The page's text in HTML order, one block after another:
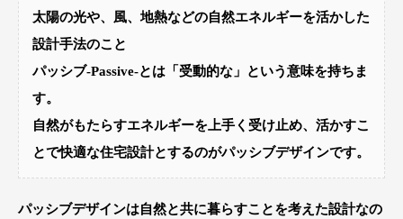
太陽の光や、風、地熱などの自然エネルギーを活かした
設計手法のこと
パッシブ-Passive-とは「受動的な」という意味を持ちま
す。
自然がもたらすエネルギーを上手く受け止め、活かすこ
とで快適な住宅設計とするのがパッシブデザインです。
パッシブデザインは自然と共に暮らすことを考えた設計なの